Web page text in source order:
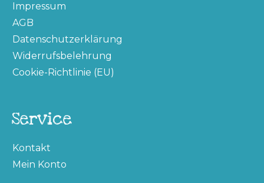
Impressum
AGB
Datenschutzerklärung
Widerrufsbelehrung
Cookie-Richtlinie (EU)
Service
Kontakt
Mein Konto